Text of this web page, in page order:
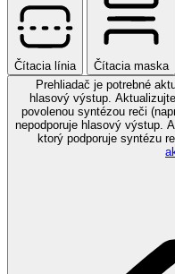
Čítacia línia
Čítacia maska
Prehliadač je potrebné
hlasový výstup.
povolenou syntézou reči
nepodporuje hlasový výstup.
ktorý podporuje syntézu